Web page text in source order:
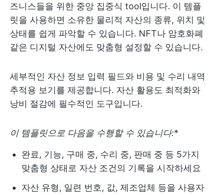
즈니스들을 위한 중앙 집중식 tool입니다. 이 템플
릿을 사용하면 소유한 물리적 자산의 종류, 위치 및
상태를 쉽게 파악할 수 있습니다. NFT나 암호화폐
같은 디지털 자산에도 맞춤형 설정할 수 있습니다.
세부적인 자산 정보 입력 필드와 비용 및 수리 내역
추적용 보기를 제공합니다. 자산 활용도 최적화와
낭비 절감에 필수적인 도구입니다.
이 템플릿으로 다음을 수행할 수 있습니다:*
완료, 기능, 구매 중, 수리 중, 판매 중 등 5가지
맞춤형 상태로 자산 조건의 기록을 시작하세요
자산 유형, 일련 번호, 값, 제조업체 등을 사용자